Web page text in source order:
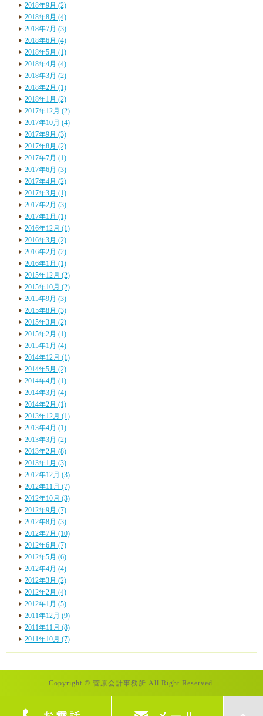
2018年9月 (2)
2018年8月 (4)
2018年7月 (3)
2018年6月 (4)
2018年5月 (1)
2018年4月 (4)
2018年3月 (2)
2018年2月 (1)
2018年1月 (2)
2017年12月 (2)
2017年10月 (4)
2017年9月 (3)
2017年8月 (2)
2017年7月 (1)
2017年6月 (3)
2017年4月 (2)
2017年3月 (1)
2017年2月 (3)
2017年1月 (1)
2016年12月 (1)
2016年3月 (2)
2016年2月 (2)
2016年1月 (1)
2015年12月 (2)
2015年10月 (2)
2015年9月 (3)
2015年8月 (3)
2015年3月 (2)
2015年2月 (1)
2015年1月 (4)
2014年12月 (1)
2014年5月 (2)
2014年4月 (1)
2014年3月 (4)
2014年2月 (1)
2013年12月 (1)
2013年4月 (1)
2013年3月 (2)
2013年2月 (8)
2013年1月 (3)
2012年12月 (3)
2012年11月 (7)
2012年10月 (3)
2012年9月 (7)
2012年8月 (3)
2012年7月 (10)
2012年6月 (7)
2012年5月 (6)
2012年4月 (4)
2012年3月 (2)
2012年2月 (4)
2012年1月 (5)
2011年12月 (9)
2011年11月 (8)
2011年10月 (7)
Copyright © 菅原会計事務所 All Right Reserved.